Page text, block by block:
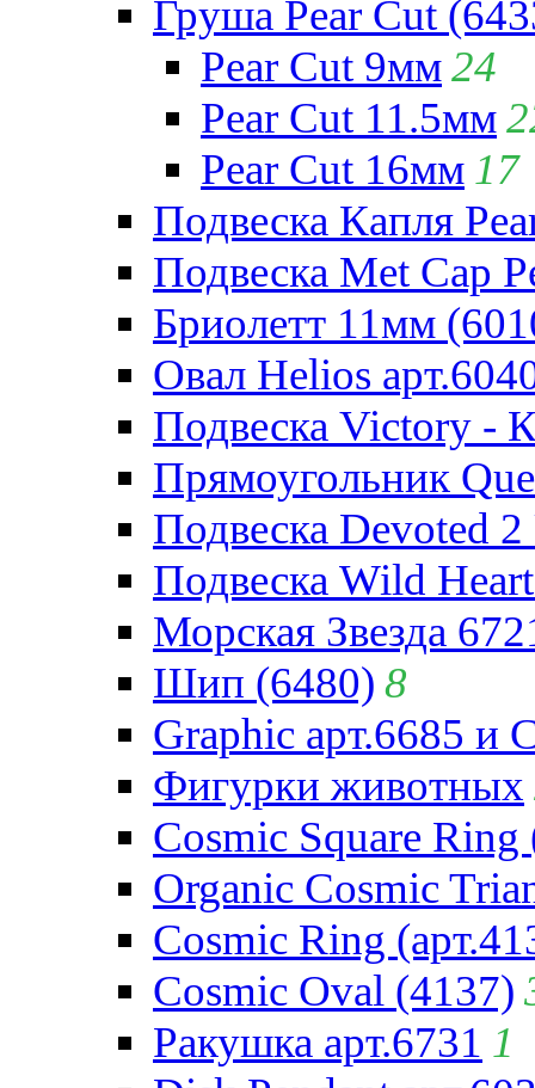
Груша Pear Cut
Pear Cut 9мм24
Pear Cut 11.5мм
Pear Cut 16мм 17
Подвеска Капля
Подвеска Met Cap
Бриолетт 11мм
Овал Helios
Подвеска Victory -
Прямоугольник
Подвеска Devoted
Подвеска Wild
Морская Звезда
Шип (6480) 8
Graphic арт.6685 и
Фигурки животных
Cosmic Square Ring
Organic Cosmic
Cosmic Ring
Cosmic Oval (4137)
Ракушка арт.6731 1